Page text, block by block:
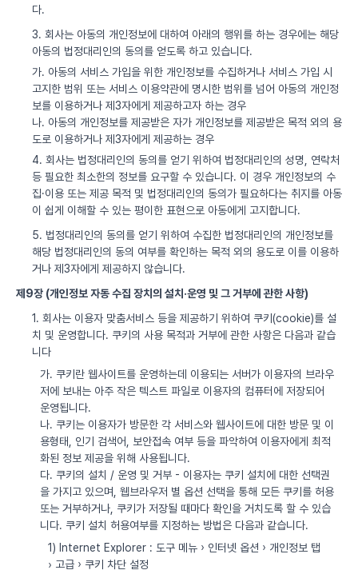
다.
3. 회사는 아동의 개인정보에 대하여 아래의 행위를 하는 경우에는 해당
아동의 법정대리인의 동의를 얻도록 하고 있습니다.
가. 아동의 서비스 가입을 위한 개인정보를 수집하거나 서비스 가입 시
고지한 범위 또는 서비스 이용약관에 명시한 범위를 넘어 아동의 개인정
보를 이용하거나 제3자에게 제공하고자 하는 경우
나. 아동의 개인정보를 제공받은 자가 개인정보를 제공받은 목적 외의 용
도로 이용하거나 제3자에게 제공하는 경우
4. 회사는 법정대리인의 동의를 얻기 위하여 법정대리인의 성명, 연락처
등 필요한 최소한의 정보를 요구할 수 있습니다. 이 경우 개인정보의 수
집·이용 또는 제공 목적 및 법정대리인의 동의가 필요하다는 취지를 아동
이 쉽게 이해할 수 있는 평이한 표현으로 아동에게 고지합니다.
5. 법정대리인의 동의를 얻기 위하여 수집한 법정대리인의 개인정보를
해당 법정대리인의 동의 여부를 확인하는 목적 외의 용도로 이를 이용하
거나 제3자에게 제공하지 않습니다.
제9장 (개인정보 자동 수집 장치의 설치·운영 및 그 거부에 관한 사항)
1. 회사는 이용자 맞춤서비스 등을 제공하기 위하여 쿠키(cookie)를 설
치 및 운영합니다. 쿠키의 사용 목적과 거부에 관한 사항은 다음과 같습
니다
가. 쿠키란 웹사이트를 운영하는데 이용되는 서버가 이용자의 브라우
저에 보내는 아주 작은 텍스트 파일로 이용자의 컴퓨터에 저장되어
운영됩니다.
나. 쿠키는 이용자가 방문한 각 서비스와 웹사이트에 대한 방문 및 이
용형태, 인기 검색어, 보안접속 여부 등을 파악하여 이용자에게 최적
화된 정보 제공을 위해 사용됩니다.
다. 쿠키의 설치 / 운영 및 거부 - 이용자는 쿠키 설치에 대한 선택권
을 가지고 있으며, 웹브라우저 별 옵션 선택을 통해 모든 쿠키를 허용
또는 거부하거나, 쿠키가 저장될 때마다 확인을 거치도록 할 수 있습
니다. 쿠키 설치 허용여부를 지정하는 방법은 다음과 같습니다.
1) Internet Explorer : 도구 메뉴 › 인터넷 옵션 › 개인정보 탭
› 고급 › 쿠키 차단 설정